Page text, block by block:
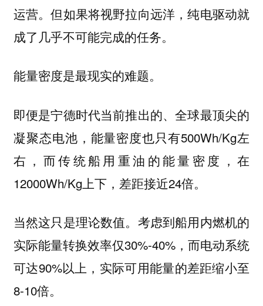
运营。但如果将视野拉向远洋，纯电驱动就
成了几乎不可能完成的任务。
能量密度是最现实的难题。
即便是宁德时代当前推出的、全球最顶尖的
凝聚态电池，能量密度也只有500Wh/Kg左
右，而传统船用重油的能量密度，在
12000Wh/Kg上下，差距接近24倍。
当然这只是理论数值。考虑到船用内燃机的
实际能量转换效率仅30%-40%，而电动系统
可达90%以上，实际可用能量的差距缩小至
8-10倍。